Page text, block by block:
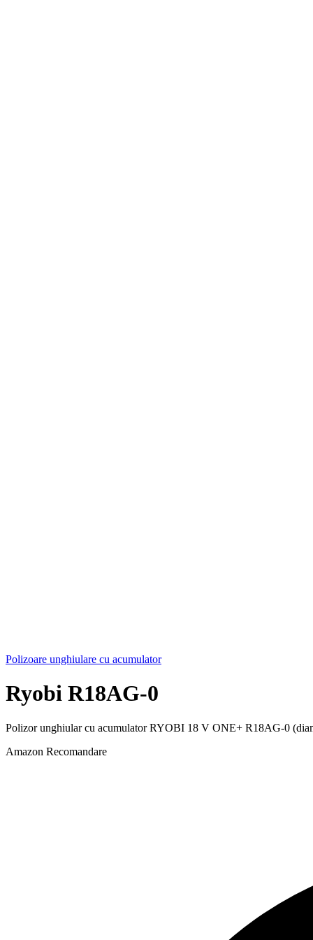
Polizoare unghiulare cu acumulator
Ryobi R18AG-0
Polizor unghiular cu acumulator RYOBI 18 V ONE+ R18AG-0
Amazon Recomandare